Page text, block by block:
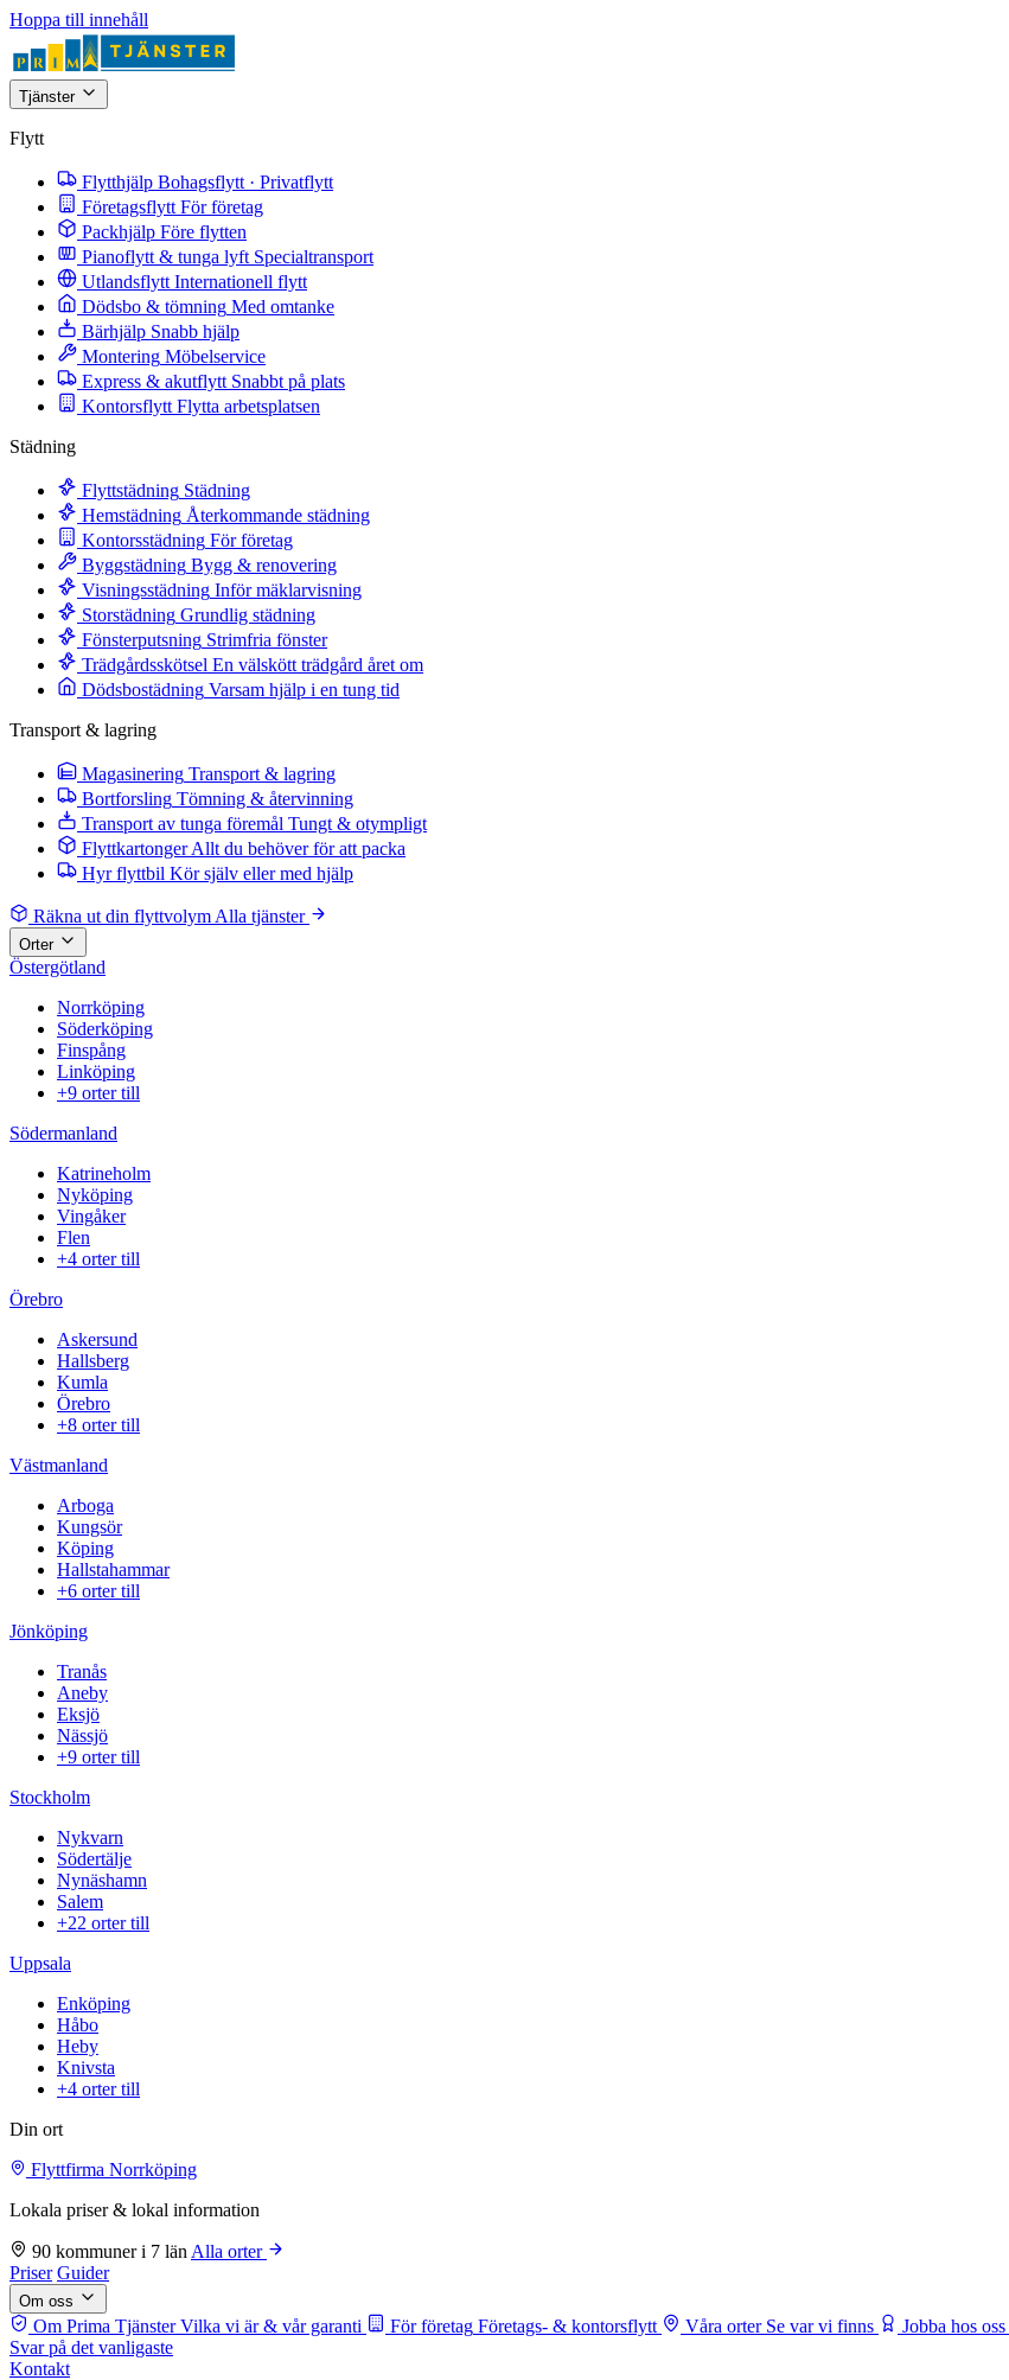
Hoppa till innehåll
Tjänster
Flytt
Flytthjälp Bohagsflytt · Privatflytt
Företagsflytt För företag
Packhjälp Före flytten
Pianoflytt & tunga lyft Specialtransport
Utlandsflytt Internationell flytt
Dödsbo & tömning Med omtanke
Bärhjälp Snabb hjälp
Montering Möbelservice
Express & akutflytt Snabbt på plats
Kontorsflytt Flytta arbetsplatsen
Städning
Flyttstädning Städning
Hemstädning Återkommande städning
Kontorsstädning För företag
Byggstädning Bygg & renovering
Visningsstädning Inför mäklarvisning
Storstädning Grundlig städning
Fönsterputsning Strimfria fönster
Trädgårdsskötsel En välskött trädgård året om
Dödsbostädning Varsam hjälp i en tung tid
Transport & lagring
Magasinering Transport & lagring
Bortforsling Tömning & återvinning
Transport av tunga föremål Tungt & otympligt
Flyttkartonger Allt du behöver för att packa
Hyr flyttbil Kör själv eller med hjälp
Räkna ut din flyttvolym Alla tjänster
Orter
Östergötland
Norrköping
Söderköping
Finspång
Linköping
+9 orter till
Södermanland
Katrineholm
Nyköping
Vingåker
Flen
+4 orter till
Örebro
Askersund
Hallsberg
Kumla
Örebro
+8 orter till
Västmanland
Arboga
Kungsör
Köping
Hallstahammar
+6 orter till
Jönköping
Tranås
Aneby
Eksjö
Nässjö
+9 orter till
Stockholm
Nykvarn
Södertälje
Nynäshamn
Salem
+22 orter till
Uppsala
Enköping
Håbo
Heby
Knivsta
+4 orter till
Din ort
Flyttfirma Norrköping
Lokala priser & lokal information
90 kommuner i 7 län Alla orter
Priser Guider
Om oss
Om Prima Tjänster Vilka vi är & vår garanti För företag Företags- & kontorsflytt Våra orter Se var vi finns Jobba hos oss
Svar på det vanligaste
Kontakt